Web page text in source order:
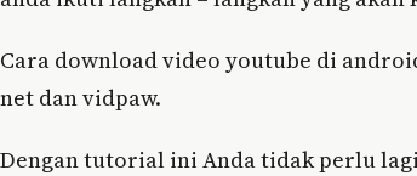
Cara download video youtube di
net dan vidpaw.
Dengan tutorial ini Anda tidak perlu